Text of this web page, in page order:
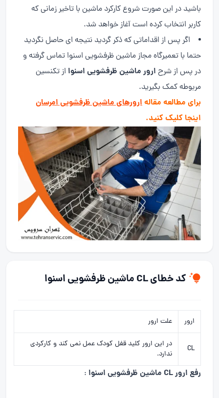
باشید در این صورت شروع کارکرد ماشین با تاخیر زمانی که
کاربر انتخاب کرده است آغاز خواهد شد.
اگر پس از اقداماتی که ذکر گردید نتیجه ای حاصل نگردید
حتما با تعمیرگاه مجاز ماشین ظرفشویی اسنوا تماس گرفته و
در پس از شرح ارور ماشین ظرفشویی اسنوا از تکنسین
مربوطه کمک بگیرید.
برای مطالعه مقالهارورهای ماشین ظرفشویی امرسان
اینجا کلیک کنید.
کد خطای CL ماشین ظرفشویی اسنوا
ارور علت ارور
CL
در این ارور کلید قفل کودک عمل نمی کند و کارکردی
ندارد.
رفع ارور CL ماشین ظرفشویی اسنوا :